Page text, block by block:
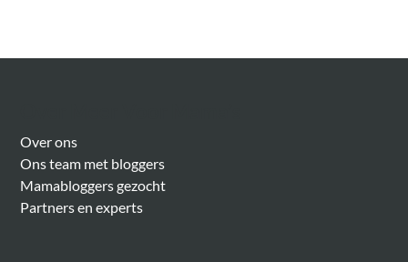
Over ons
Ons team met bloggers
Mamabloggers gezocht
Partners en experts